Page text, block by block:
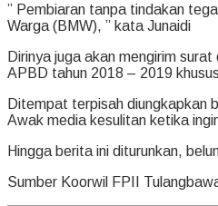
” Pembiaran tanpa tindakan
Warga (BMW), ” kata Junaidi
Dirinya juga akan mengirim
APBD tahun 2018 – 2019
Ditempat terpisah diungkapkan
Awak media kesulitan ketika
Hingga berita ini diturunkan,
Sumber Koorwil FPII